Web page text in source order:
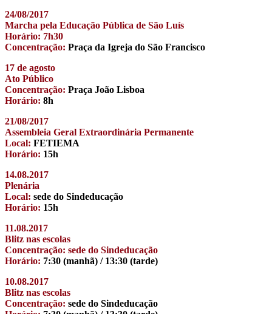
24/08/2017
Marcha pela Educação Pública de São Luís
Horário: 7h30
Concentração: Praça da Igreja do São Francisco
17 de agosto
Ato Público
Concentração: Praça João Lisboa
Horário: 8h
21/08/2017
Assembleia Geral Extraordinária Permanente
Local: FETIEMA
Horário: 15h
14.08.2017
Plenária
Local: sede do Sindeducação
Horário: 15h
11.08.2017
Blitz nas escolas
Concentração: sede do Sindeducação
Horário: 7:30 (manhã) / 13:30 (tarde)
10.08.2017
Blitz nas escolas
Concentração: sede do Sindeducação